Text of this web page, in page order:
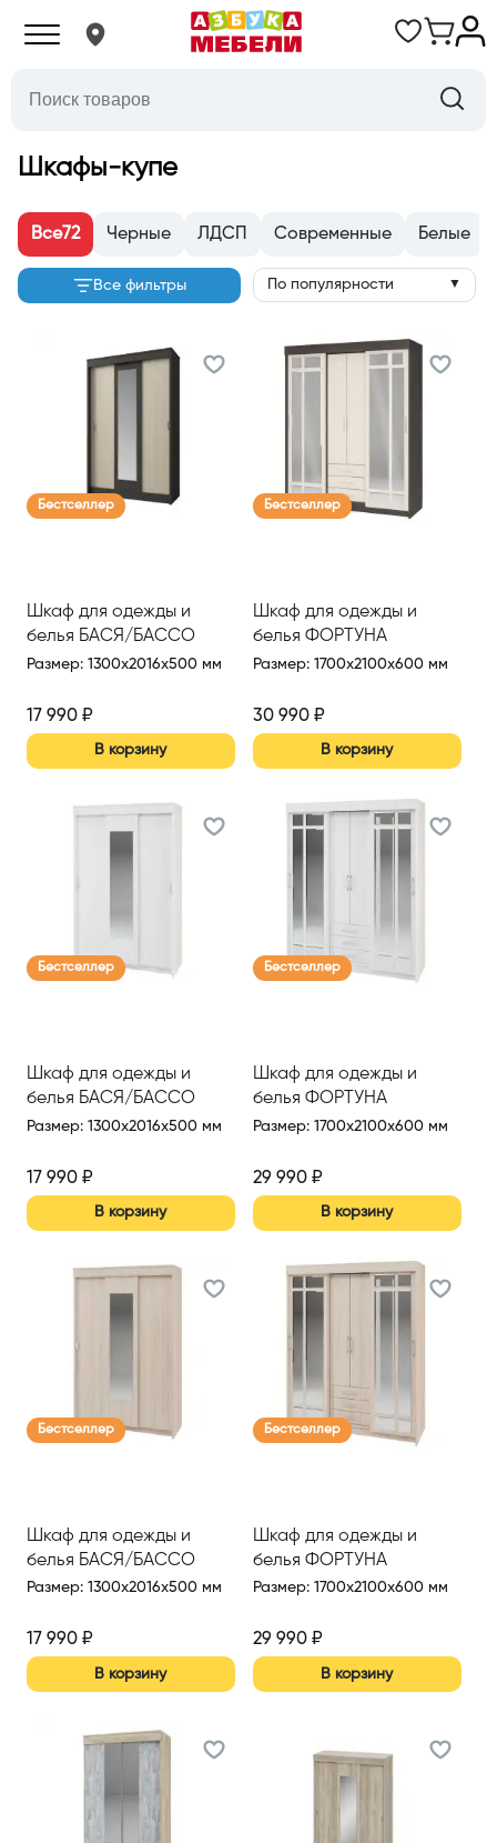
Шкафы-купе
Все72 Черные ЛДСП Современные Белые
Все фильтры По популярности ▼
Бестселлер
Шкаф для одежды и
белья БАСЯ/БАССО
Размер: 1300x2016x500 мм
17 990 ₽
В корзину
Бестселлер
Шкаф для одежды и
белья ФОРТУНА
Размер: 1700x2100x600 мм
30 990₽
В корзину
Бестселлер
Шкаф для одежды и
белья БАСЯ/БАССО
Размер: 1300x2016x500 мм
17 990 ₽
В корзину
Бестселлер
Шкаф для одежды и
белья ФОРТУНА
Размер: 1700x2100x600 мм
29 990₽
В корзину
Бестселлер
Шкаф для одежды и
белья БАСЯ/БАССО
Размер: 1300x2016x500 мм
17 990 ₽
В корзину
Бестселлер
Шкаф для одежды и
белья ФОРТУНА
Размер: 1700x2100x600 мм
29 990₽
В корзину